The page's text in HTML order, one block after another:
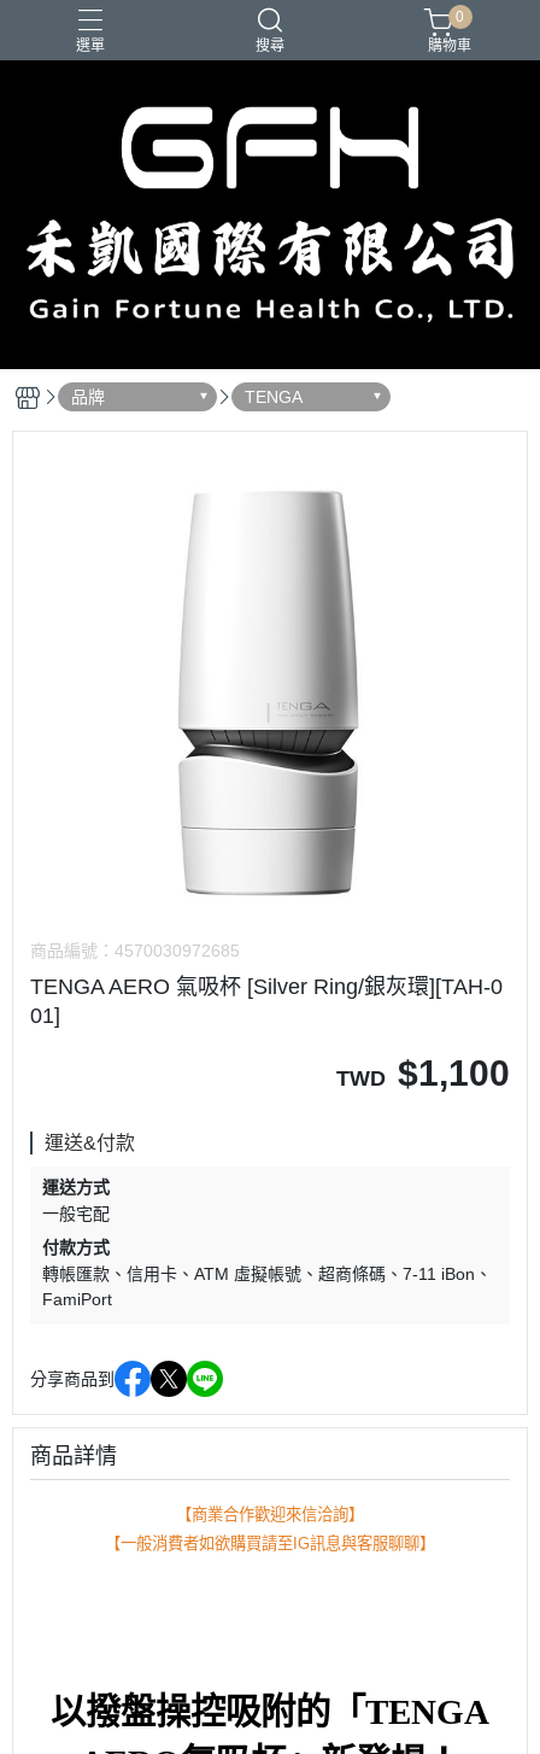
選單 搜尋
0
購物車
品牌 TENGA
商品編號： 4570030972685
TENGA AERO 氣吸杯 [Silver Ring/銀灰環][TAH-0
01]
TWD $1,100
運送&付款
運送方式
一般宅配
付款方式
轉帳匯款
信用卡 ATM 虛擬帳號 超商條碼
7-11 iBon
FamiPort
分享商品到
商品詳情
【商業合作歡迎來信洽詢】
【一般消費者如欲購買請至IG訊息與客服聊聊】
以撥盤操控吸附的「TENGA